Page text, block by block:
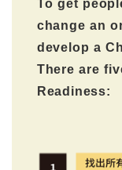
To get
change an
develop a
There are
Readiness: